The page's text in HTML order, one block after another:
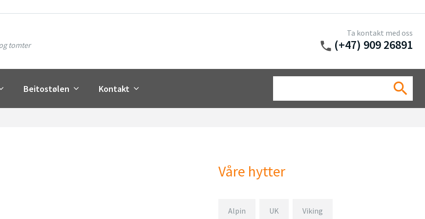
tomter
Ta kontakt med oss
phone (+47) 909 26891
Beitostølen Kontakt search
Våre hytter
Alpin UK Viking